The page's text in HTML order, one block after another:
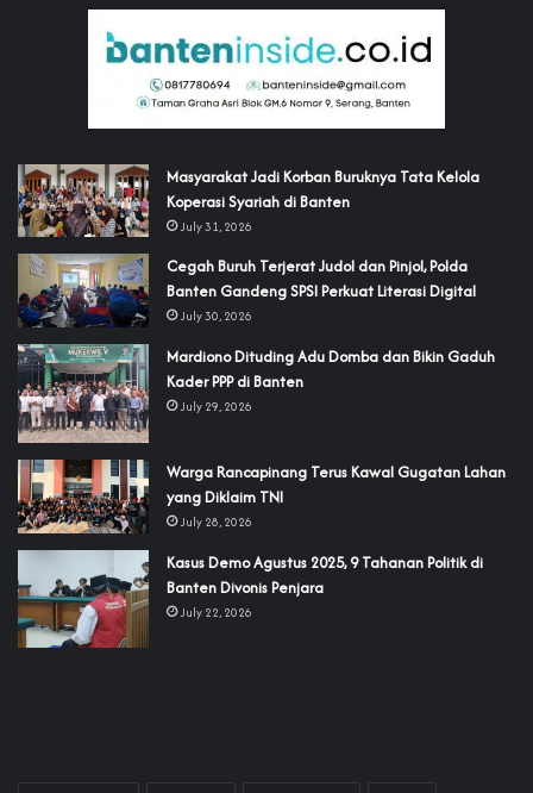
‎Masyarakat Jadi Korban Buruknya Tata Kelola
Koperasi Syariah di Banten
July 31, 2026
Cegah Buruh Terjerat Judol dan Pinjol, Polda
Banten Gandeng SPSI Perkuat Literasi Digital
July 30, 2026
‎Mardiono Dituding Adu Domba dan Bikin Gaduh
Kader PPP di Banten
July 29, 2026
‎Warga Rancapinang Terus Kawal Gugatan Lahan
yang Diklaim TNI‎‎
July 28, 2026
‎Kasus Demo Agustus 2025, 9 Tahanan Politik di
Banten Divonis Penjara
July 22, 2026